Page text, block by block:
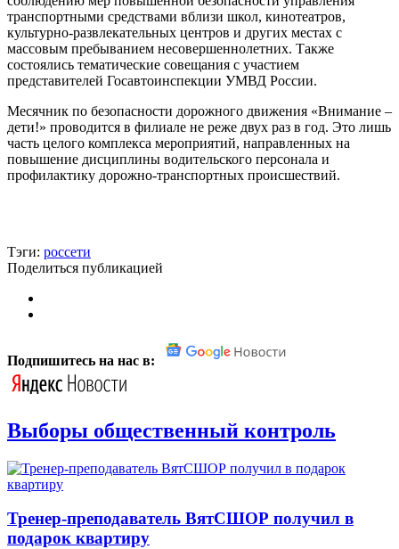
транспортными средствами вблизи школ, кинотеатров,
культурно-развлекательных центров и других местах с
массовым пребыванием несовершеннолетних. Также
состоялись тематические совещания с участием
представителей Госавтоинспекции УМВД России.
Месячник по безопасности дорожного движения «Внимание –
дети!» проводится в филиале не реже двух раз в год. Это лишь
часть целого комплекса мероприятий, направленных на
повышение дисциплины водительского персонала и
профилактику дорожно-транспортных происшествий.
Тэги: россети
Поделиться публикацией
Подпишитесь на нас в:
Выборы общественный контроль
Тренер-преподаватель ВятСШОР получил в
подарок квартиру